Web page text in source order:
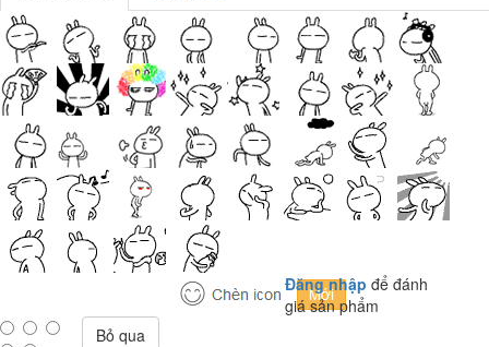
Đăng nhập để đánh
giá sản phẩm
Bỏ qua